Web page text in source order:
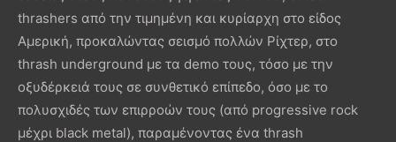
thrashers από την τιμημένη και κυρίαρχη στο είδος
Αμερική, προκαλώντας σεισμό πολλών Ρίχτερ, στο
thrash underground με τα demo τους, τόσο με την
οξυδέρκειά τους σε συνθετικό επίπεδο, όσο με το
πολυσχιδές των επιρροών τους (από progressive rock
μέχρι black metal), παραμένοντας ένα thrash